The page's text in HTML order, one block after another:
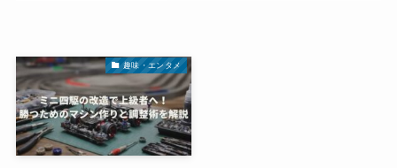
趣味・エンタメ